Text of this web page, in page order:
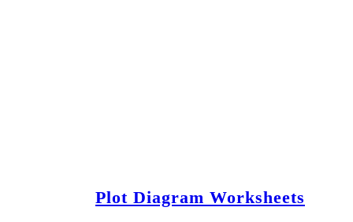
Plot Diagram Worksheets